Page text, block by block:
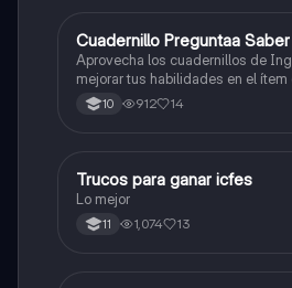
ICFES: Inglés
Cuadernillo Preguntaa Saber
Aprovecha los cuadernillos de
mejorar tus habilidades en el
Prueba Saber 11. 🫡
10 912 14
Química
Trucos para ganar icfes
Lo mejor
11 1,074 13